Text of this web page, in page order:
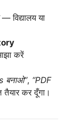
— विद्यालय या
करें
बनाओ”, “PDF
कर दूँगा।